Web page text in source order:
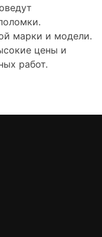
марки и модели.
цены и
работ.